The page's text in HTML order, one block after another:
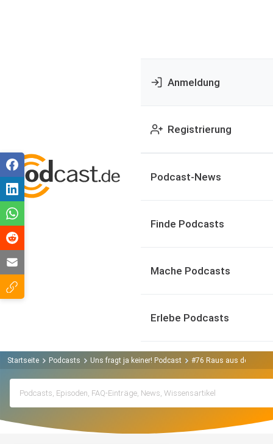
Anmeldung
Registrierung
Podcast-News
Finde Podcasts
Mache Podcasts
Erlebe Podcasts
Startseite Podcasts Uns fragt ja keiner! Podcast #76 Raus aus der